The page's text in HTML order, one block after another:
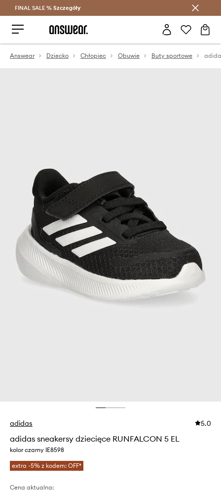
Oszczędzaj z Answear Club >
FINAL SALE % Szczegóły
Answear Dziecko Chłopiec Obuwie Buty sportowe
adidas 5.0
adidas sneakersy dziecięce RUNFALCON 5 EL
kolor czarny IE8598
extra -5% z kodem: OFF*
Cena aktualna: